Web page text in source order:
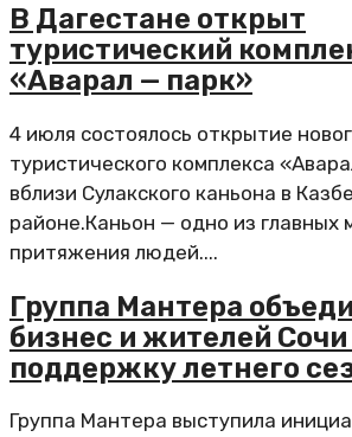
В Дагестане открыт
туристический
«Аварал — парк»
4 июля состоялось открытие
туристического комплекса
вблизи Сулакского каньона в
районе.Каньон — одно из главных
притяжения людей....
Группа Мантера
бизнес и жителей Сочи
поддержку летнего
Группа Мантера выступила